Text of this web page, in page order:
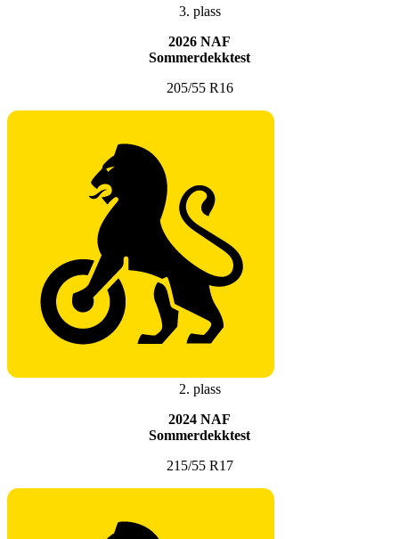
3. plass
2026 NAF
Sommerdekktest
205/55 R16
2. plass
2024 NAF
Sommerdekktest
215/55 R17